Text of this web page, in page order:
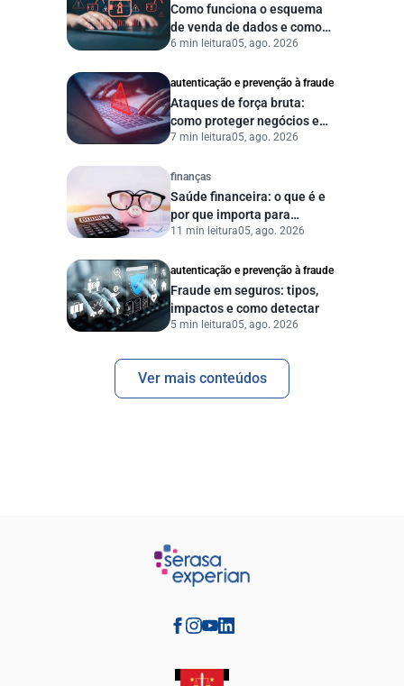
Como funciona o esquema
de venda de dados e como
proteger sua empresa?
6 min leitura05, ago. 2026
autenticação e prevenção à fraude
Ataques de força bruta:
como proteger negócios e
dados digitais
7 min leitura05, ago. 2026
finanças
Saúde financeira: o que é e
por que importa para
pessoas e empresas?
11 min leitura05, ago. 2026
autenticação e prevenção à fraude
Fraude em seguros: tipos,
impactos e como detectar
5 min leitura05, ago. 2026
Ver mais conteúdos